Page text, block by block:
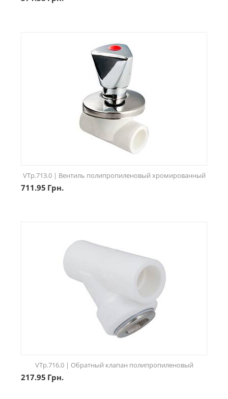
VTp.713.0 | Вентиль полипропиленовый хромированный
711.95 Грн.
VTp.716.0 | Обратный клапан полипропиленовый
217.95 Грн.